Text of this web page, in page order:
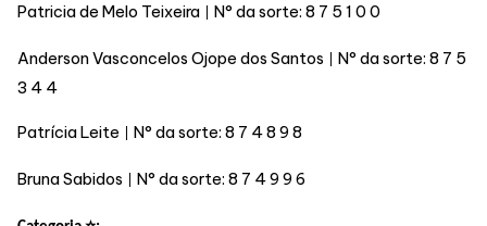
Patricia de Melo Teixeira N° da sorte: 8 7 5 1 0 0
Anderson Vasconcelos Ojope dos Santos N° da sorte: 8 7 5
3 4 4
Patrícia Leite N° da sorte: 8 7 4 8 9 8
Bruna Sabidos N° da sorte: 8 7 4 9 9 6